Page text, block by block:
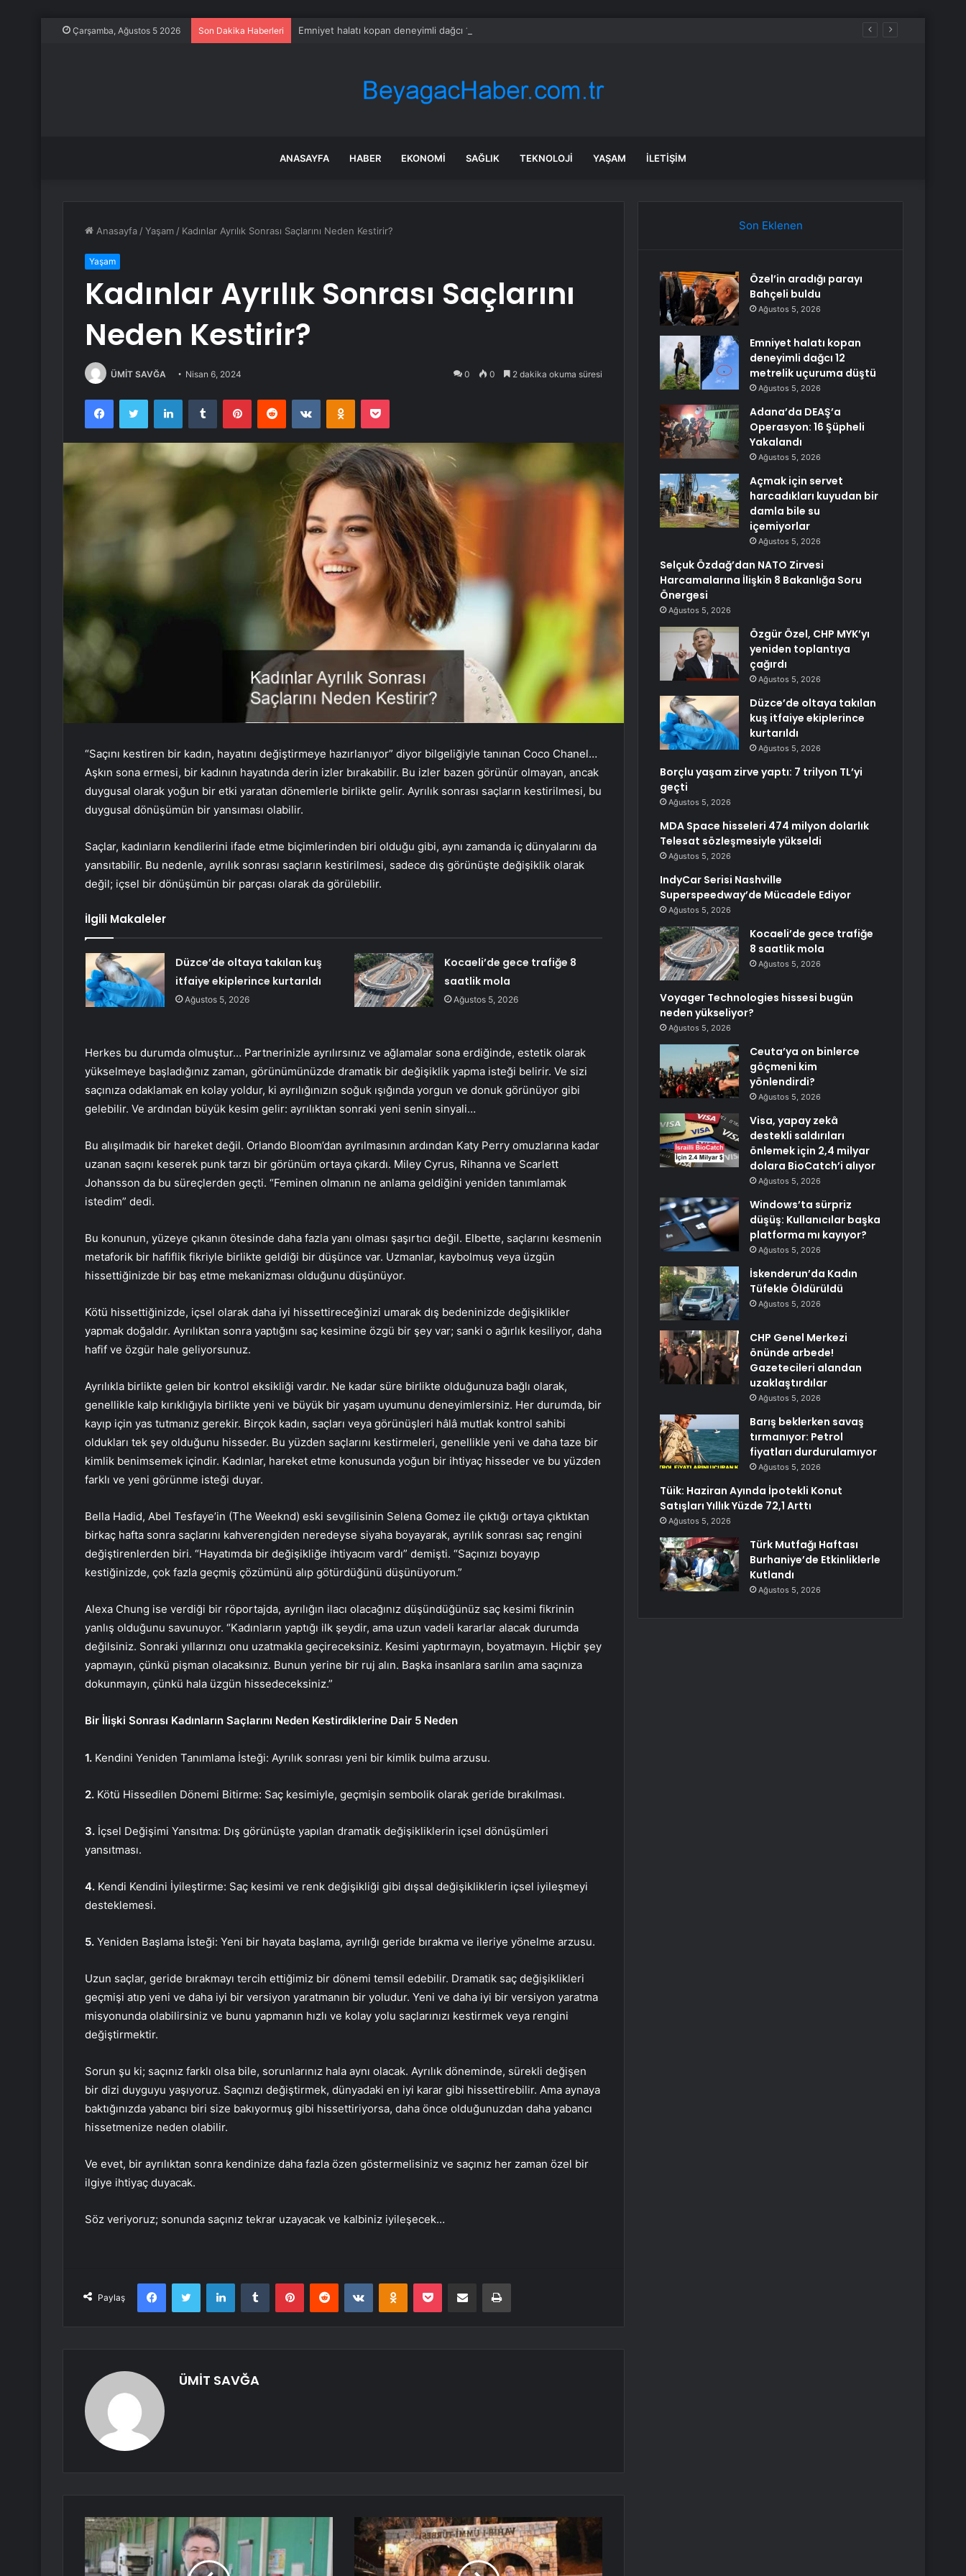
Çarşamba, Ağustos 5 2026 Son Dakika Haberleri Emniyet halatı kopan deneyimli dağcı 12 metrelik uçuruma düştü
ANASAYFA HABER EKONOMI SAĞLIK TEKNOLOJI YAŞAM İLETIŞIM
Anasayfa /Yaşam / Kadınlar Ayrılık Sonrası Saçlarını Neden Kestirir?
Yaşam
Kadınlar Ayrılık Sonrası Saçlarını
Neden Kestirir?
ÜMİT SAVĞA Nisan 6, 2024 0 0 2 dakika okuma süresi
FacebookTwitter LinkedInTumblr PinterestReddit VKontakteOdnoklassniki
Pocket
“Saçını kestiren bir kadın, hayatını değiştirmeye hazırlanıyor” diyor bilgeliğiyle tanınan Coco Chanel…
Aşkın sona ermesi, bir kadının hayatında derin izler bırakabilir. Bu izler bazen görünür olmayan, ancak
duygusal olarak yoğun bir etki yaratan dönemlerle birlikte gelir. Ayrılık sonrası saçların kestirilmesi, bu
duygusal dönüşümün bir yansıması olabilir.
Saçlar, kadınların kendilerini ifade etme biçimlerinden biri olduğu gibi, aynı zamanda iç dünyalarını da
yansıtabilir. Bu nedenle, ayrılık sonrası saçların kestirilmesi, sadece dış görünüşte değişiklik olarak
değil; içsel bir dönüşümün bir parçası olarak da görülebilir.
İlgili Makaleler
Düzce’de oltaya takılan kuş
itfaiye ekiplerince kurtarıldı
Ağustos 5, 2026
Kocaeli’de gece trafiğe 8
saatlik mola
Ağustos 5, 2026
Herkes bu durumda olmuştur… Partnerinizle ayrılırsınız ve ağlamalar sona erdiğinde, estetik olarak
yükselmeye başladığınız zaman, görünümünüzde dramatik bir değişiklik yapma isteği belirir. Ve sizi
saçınıza odaklamak en kolay yoldur, ki ayrılığınızın soğuk ışığında yorgun ve donuk görünüyor gibi
gelebilir. Ve ardından büyük kesim gelir: ayrılıktan sonraki yeni senin sinyali…
Bu alışılmadık bir hareket değil. Orlando Bloom’dan ayrılmasının ardından Katy Perry omuzlarına kadar
uzanan saçını keserek punk tarzı bir görünüm ortaya çıkardı. Miley Cyrus, Rihanna ve Scarlett
Johansson da bu süreçlerden geçti. “Feminen olmanın ne anlama geldiğini yeniden tanımlamak
istedim” dedi.
Bu konunun, yüzeye çıkanın ötesinde daha fazla yanı olması şaşırtıcı değil. Elbette, saçlarını kesmenin
metaforik bir hafiflik fikriyle birlikte geldiği bir düşünce var. Uzmanlar, kaybolmuş veya üzgün
hissettiğinizde bir baş etme mekanizması olduğunu düşünüyor.
Kötü hissettiğinizde, içsel olarak daha iyi hissettireceğinizi umarak dış bedeninizde değişiklikler
yapmak doğaldır. Ayrılıktan sonra yaptığını saç kesimine özgü bir şey var; sanki o ağırlık kesiliyor, daha
hafif ve özgür hale geliyorsunuz.
Ayrılıkla birlikte gelen bir kontrol eksikliği vardır. Ne kadar süre birlikte olduğunuza bağlı olarak,
genellikle kalp kırıklığıyla birlikte yeni ve büyük bir yaşam uyumunu deneyimlersiniz. Her durumda, bir
kayıp için yas tutmanız gerekir. Birçok kadın, saçları veya görünüşleri hâlâ mutlak kontrol sahibi
oldukları tek şey olduğunu hisseder. Bu yüzden saçlarını kestirmeleri, genellikle yeni ve daha taze bir
kimlik benimsemek içindir. Kadınlar, hareket etme konusunda yoğun bir ihtiyaç hisseder ve bu yüzden
farklı ve yeni görünme isteği duyar.
Bella Hadid, Abel Tesfaye’in (The Weeknd) eski sevgilisinin Selena Gomez ile çıktığı ortaya çıktıktan
birkaç hafta sonra saçlarını kahverengiden neredeyse siyaha boyayarak, ayrılık sonrası saç rengini
değiştirenlerden biri. “Hayatımda bir değişikliğe ihtiyacım vardı” demişti. “Saçınızı boyayıp
kestiğinizde, çok fazla geçmiş çözümünü alıp götürdüğünü düşünüyorum.”
Alexa Chung ise verdiği bir röportajda, ayrılığın ilacı olacağınız düşündüğünüz saç kesimi fikrinin
yanlış olduğunu savunuyor. “Kadınların yaptığı ilk şeydir, ama uzun vadeli kararlar alacak durumda
değilsiniz. Sonraki yıllarınızı onu uzatmakla geçireceksiniz. Kesimi yaptırmayın, boyatmayın. Hiçbir şey
yapmayın, çünkü pişman olacaksınız. Bunun yerine bir ruj alın. Başka insanlara sarılın ama saçınıza
dokunmayın, çünkü hala üzgün hissedeceksiniz.”
Bir İlişki Sonrası Kadınların Saçlarını Neden Kestirdiklerine Dair 5 Neden
1. Kendini Yeniden Tanımlama İsteği: Ayrılık sonrası yeni bir kimlik bulma arzusu.
2. Kötü Hissedilen Dönemi Bitirme: Saç kesimiyle, geçmişin sembolik olarak geride bırakılması.
3. İçsel Değişimi Yansıtma: Dış görünüşte yapılan dramatik değişikliklerin içsel dönüşümleri
yansıtması.
4. Kendi Kendini İyileştirme: Saç kesimi ve renk değişikliği gibi dışsal değişikliklerin içsel iyileşmeyi
desteklemesi.
5. Yeniden Başlama İsteği: Yeni bir hayata başlama, ayrılığı geride bırakma ve ileriye yönelme arzusu.
Uzun saçlar, geride bırakmayı tercih ettiğimiz bir dönemi temsil edebilir. Dramatik saç değişiklikleri
geçmişi atıp yeni ve daha iyi bir versiyon yaratmanın bir yoludur. Yeni ve daha iyi bir versiyon yaratma
misyonunda olabilirsiniz ve bunu yapmanın hızlı ve kolay yolu saçlarınızı kestirmek veya rengini
değiştirmektir.
Sorun şu ki; saçınız farklı olsa bile, sorunlarınız hala aynı olacak. Ayrılık döneminde, sürekli değişen
bir dizi duyguyu yaşıyoruz. Saçınızı değiştirmek, dünyadaki en iyi karar gibi hissettirebilir. Ama aynaya
baktığınızda yabancı biri size bakıyormuş gibi hissettiriyorsa, daha önce olduğunuzdan daha yabancı
hissetmenize neden olabilir.
Ve evet, bir ayrılıktan sonra kendinize daha fazla özen göstermelisiniz ve saçınız her zaman özel bir
ilgiye ihtiyaç duyacak.
Söz veriyoruz; sonunda saçınız tekrar uzayacak ve kalbiniz iyileşecek…
Paylaş
FacebookTwitter LinkedInTumblr PinterestReddit VKontakteOdnoklassniki
Pocket E-Posta ile paylaş Yazdır
ÜMİT SAVĞA
Son Eklenen
Özel’in aradığı parayı
Bahçeli buldu
Ağustos 5, 2026
Emniyet halatı kopan
deneyimli dağcı 12
metrelik uçuruma düştü
Ağustos 5, 2026
Adana’da DEAŞ’a
Operasyon: 16 Şüpheli
Yakalandı
Ağustos 5, 2026
Açmak için servet
harcadıkları kuyudan bir
damla bile su
içemiyorlar
Ağustos 5, 2026
Selçuk Özdağ’dan NATO Zirvesi
Harcamalarına İlişkin 8 Bakanlığa Soru
Önergesi
Ağustos 5, 2026
Özgür Özel, CHP MYK’yı
yeniden toplantıya
çağırdı
Ağustos 5, 2026
Düzce’de oltaya takılan
kuş itfaiye ekiplerince
kurtarıldı
Ağustos 5, 2026
Borçlu yaşam zirve yaptı: 7 trilyon TL’yi
geçti
Ağustos 5, 2026
MDA Space hisseleri 474 milyon dolarlık
Telesat sözleşmesiyle yükseldi
Ağustos 5, 2026
IndyCar Serisi Nashville
Superspeedway’de Mücadele Ediyor
Ağustos 5, 2026
Kocaeli’de gece trafiğe
8 saatlik mola
Ağustos 5, 2026
Voyager Technologies hissesi bugün
neden yükseliyor?
Ağustos 5, 2026
Ceuta’ya on binlerce
göçmeni kim
yönlendirdi?
Ağustos 5, 2026
Visa, yapay zekâ
destekli saldırıları
önlemek için 2,4 milyar
dolara BioCatch’i alıyor
Ağustos 5, 2026
Windows’ta sürpriz
düşüş: Kullanıcılar başka
platforma mı kayıyor?
Ağustos 5, 2026
İskenderun’da Kadın
Tüfekle Öldürüldü
Ağustos 5, 2026
CHP Genel Merkezi
önünde arbede!
Gazetecileri alandan
uzaklaştırdılar
Ağustos 5, 2026
Barış beklerken savaş
tırmanıyor: Petrol
fiyatları durdurulamıyor
Ağustos 5, 2026
Tüik: Haziran Ayında İpotekli Konut
Satışları Yıllık Yüzde 72,1 Arttı
Ağustos 5, 2026
Türk Mutfağı Haftası
Burhaniye’de Etkinliklerle
Kutlandı
Ağustos 5, 2026